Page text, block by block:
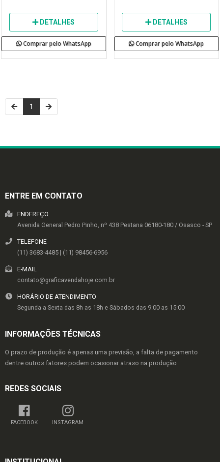
DETALHES
Comprar pelo WhatsApp
DETALHES
Comprar pelo WhatsApp
1
ENTRE EM CONTATO
ENDEREÇO
Avenida General Pedro Pinho, nº 438 Pestana 06180-180 / Osasco - SP
TELEFONE
(11) 3683-4485 | (11) 98456-6956
E-MAIL
contato@graficavendahoje.com.br
HORÁRIO DE ATENDIMENTO
Segunda a Sexta das 8h as 18h e Sábados das 9:00 as 15:00
INFORMAÇÕES TÉCNICAS
O prazo de produção é apenas uma previsão, a falta de pagamento
dentre outros fatores podem ocasionar atraso na produção
REDES SOCIAIS
FACEBOOK INSTAGRAM